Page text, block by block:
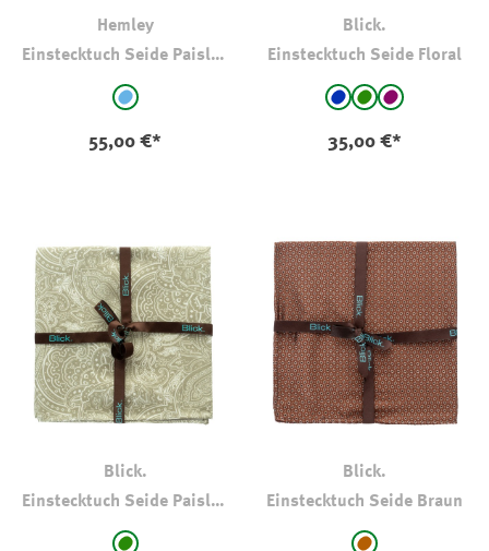
Hemley
Einstecktuch Seide Paisley
auswählen
hellblau - geblümt
55,00 €*
Blick.
Einstecktuch Seide Floral
auswählen
blau - geblümt
grün - geblümt
lila - geblümt
35,00 €*
Blick.
Einstecktuch Seide Paisley
auswählen
Blick.
Einstecktuch Seide Braun
auswählen